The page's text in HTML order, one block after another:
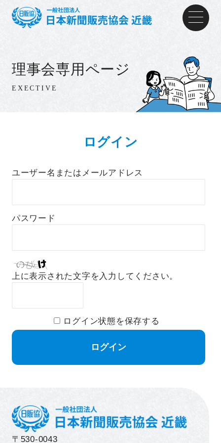
理事会専用ページ
EXECTIVE
ログイン
ユーザー名またはメールアドレス
パスワード
上に表示された文字を入力してください。
ログイン状態を保存する
〒530-0043